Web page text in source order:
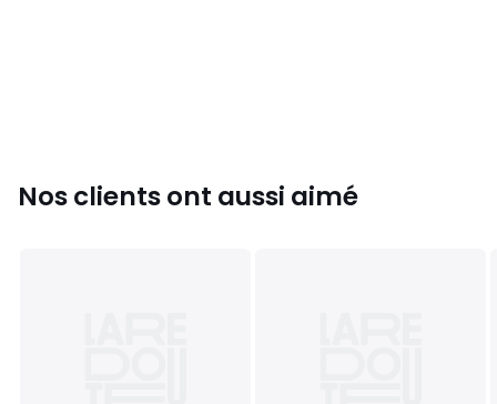
Nos clients ont aussi aimé